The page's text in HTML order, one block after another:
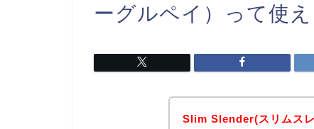
ーグルペイ）って使え
Slim Slender(スリムス